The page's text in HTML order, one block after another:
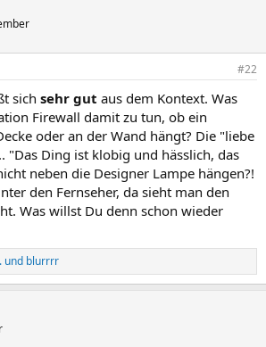
#22
sich sehr gut aus dem Kontext. Was
Firewall damit zu tun, ob ein
oder an der Wand hängt? Die "liebe
"Das Ding ist klobig und hässlich, das
neben die Designer Lampe hängen?!
den Fernseher, da sieht man den
Was willst Du denn schon wieder
und blurrrr